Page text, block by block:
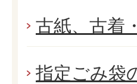
古紙、古着
指定ごみ袋